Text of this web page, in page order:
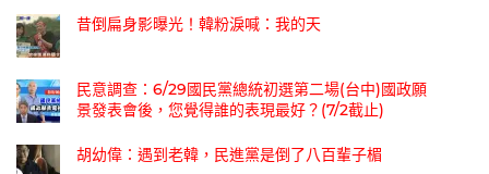
昔倒扁身影曝光！韓粉淚喊：我的天
民意調查：6/29國民黨總統初選第二場(台中)國政願
景發表會後，您覺得誰的表現最好？(7/2截止)
胡幼偉：遇到老韓，民進黨是倒了八百輩子楣